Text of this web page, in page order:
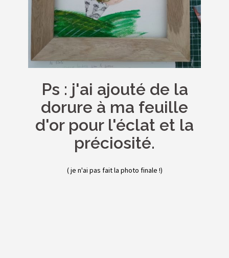
Ps : j'ai ajouté de la
dorure à ma feuille
d'or pour l'éclat et la
préciosité.
( je n'ai pas fait la photo finale !)